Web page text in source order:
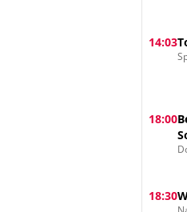
14:03
18:00
18:30